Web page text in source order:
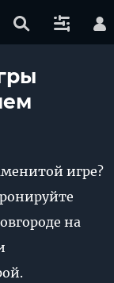
игре?
на